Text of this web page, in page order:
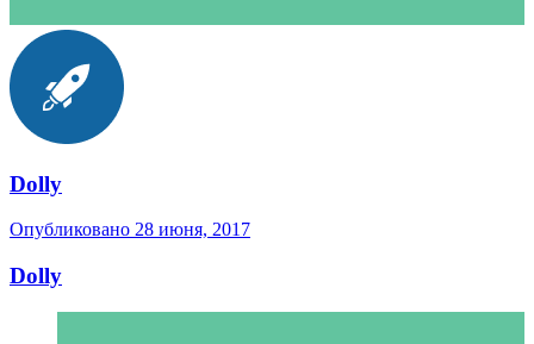
Dolly
Опубликовано 28 июня, 2017
Dolly